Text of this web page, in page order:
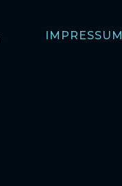
IMPRESSUM